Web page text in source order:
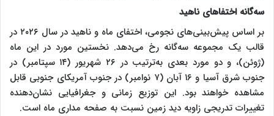
سه‌گانه اختفا‌های ناهید
بر اساس پیش‌بینی‌های نجومی، اختفای ماه و ناهید در سال ۲۰۲۶ در
قالب یک مجموعه سه‌گانه رخ می‌دهد. نخستین مورد در این ماه
(ژوئن)، و دو مورد بعدی به‌ترتیب در ۲۶ شهریور (۱۴ سپتامبر) در
جنوب شرق آسیا و ۱۶ آبان (۷ نوامبر) در جنوب آمریکای جنوبی قابل
مشاهده خواهند بود. این توزیع زمانی و جغرافیایی نشان‌دهنده
تغییرات تدریجی زاویه دید زمین نسبت به صفحه مداری ماه است.